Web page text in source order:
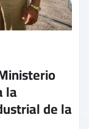
la
de la